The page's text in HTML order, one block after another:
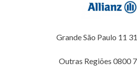
Grande São Paulo 11
Outras Regiões 0800